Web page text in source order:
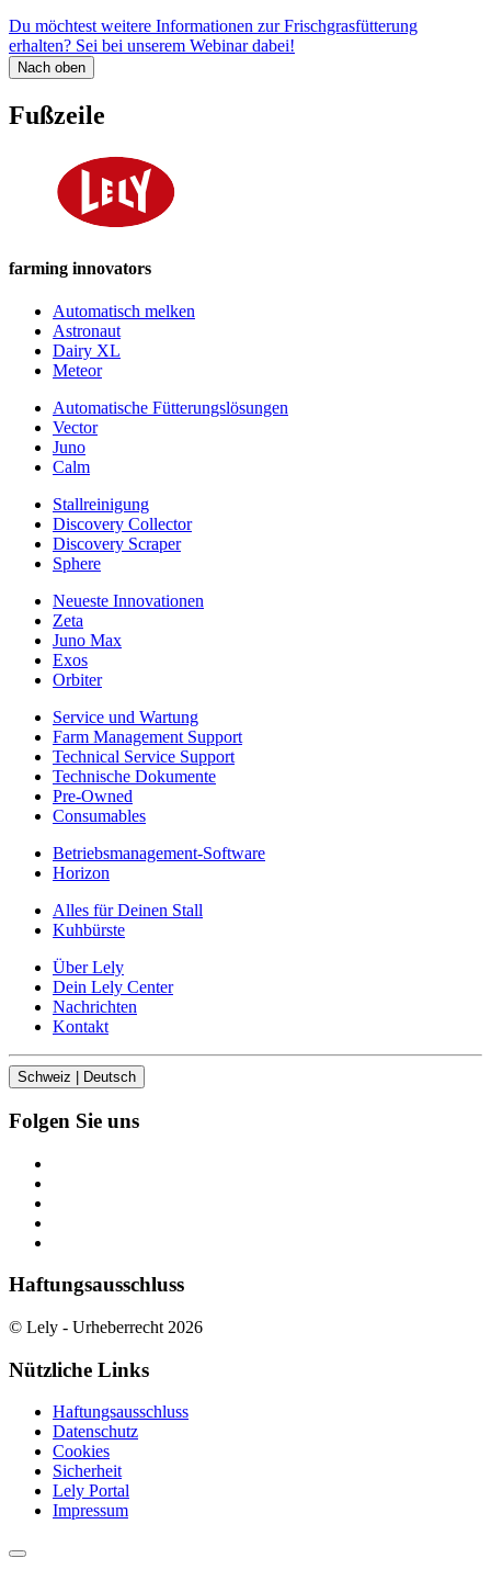
Du möchtest weitere Informationen zur Frischgrasfütterung
erhalten? Sei bei unserem Webinar dabei!
Nach oben
Fußzeile
farming innovators
Automatisch melken
Astronaut
Dairy XL
Meteor
Automatische Fütterungslösungen
Vector
Juno
Calm
Stallreinigung
Discovery Collector
Discovery Scraper
Sphere
Neueste Innovationen
Zeta
Juno Max
Exos
Orbiter
Service und Wartung
Farm Management Support
Technical Service Support
Technische Dokumente
Pre-Owned
Consumables
Betriebsmanagement-Software
Horizon
Alles für Deinen Stall
Kuhbürste
Über Lely
Dein Lely Center
Nachrichten
Kontakt
Schweiz | Deutsch
Folgen Sie uns
Haftungsausschluss
© Lely - Urheberrecht 2026
Nützliche Links
Haftungsausschluss
Datenschutz
Cookies
Sicherheit
Lely Portal
Impressum